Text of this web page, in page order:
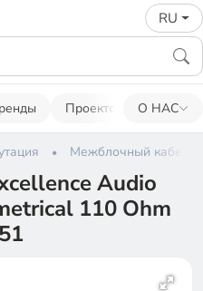
RU
Проекторы О НАС
Межблочный кабель
Audio
110 Ohm